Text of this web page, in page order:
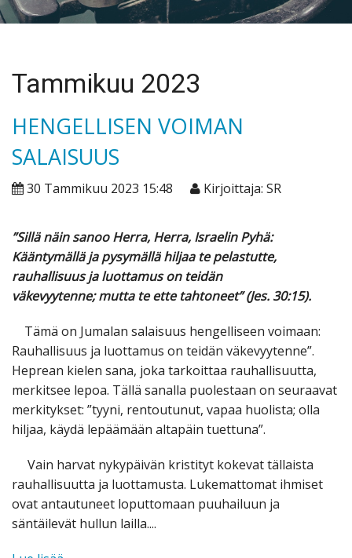
Tammikuu 2023
HENGELLISEN VOIMAN
SALAISUUS
30 Tammikuu 2023 15:48 Kirjoittaja: SR
”Sillä näin sanoo Herra, Herra, Israelin Pyhä:
Kääntymällä ja pysymällä hiljaa te pelastutte,
rauhallisuus ja luottamus on teidän
väkevyytenne; mutta te ette tahtoneet” (Jes. 30:15).
Tämä on Jumalan salaisuus hengelliseen voimaan:
Rauhallisuus ja luottamus on teidän väkevyytenne”.
Heprean kielen sana, joka tarkoittaa rauhallisuutta,
merkitsee lepoa. Tällä sanalla puolestaan on seuraavat
merkitykset: ”tyyni, rentoutunut, vapaa huolista; olla
hiljaa, käydä lepäämään altapäin tuettuna”.
Vain harvat nykypäivän kristityt kokevat tällaista
rauhallisuutta ja luottamusta. Lukemattomat ihmiset
ovat antautuneet loputtomaan puuhailuun ja
säntäilevät hullun lailla....